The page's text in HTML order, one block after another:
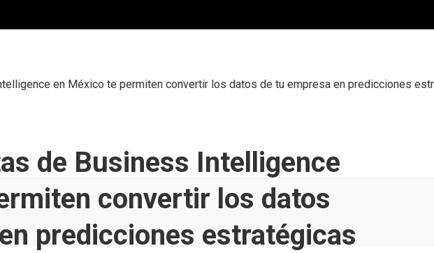
en México te permiten convertir los datos de tu empresa en predicciones
de Business Intelligence
convertir los datos
predicciones estratégicas